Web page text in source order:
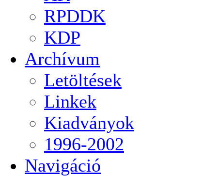
RPDDK
KDP
Archívum
Letöltések
Linkek
Kiadványok
1996-2002
Navigáció